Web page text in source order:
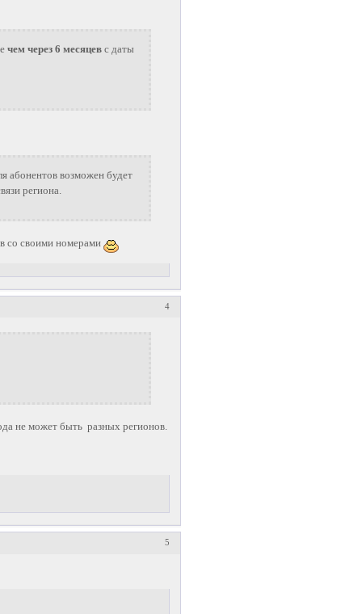
чем через 6 месяцев с даты
абонентов возможен будет
региона.
со своими номерами
4
не может быть разных регионов.
5